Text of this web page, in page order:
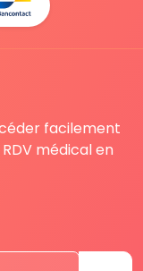
facilement
médical en